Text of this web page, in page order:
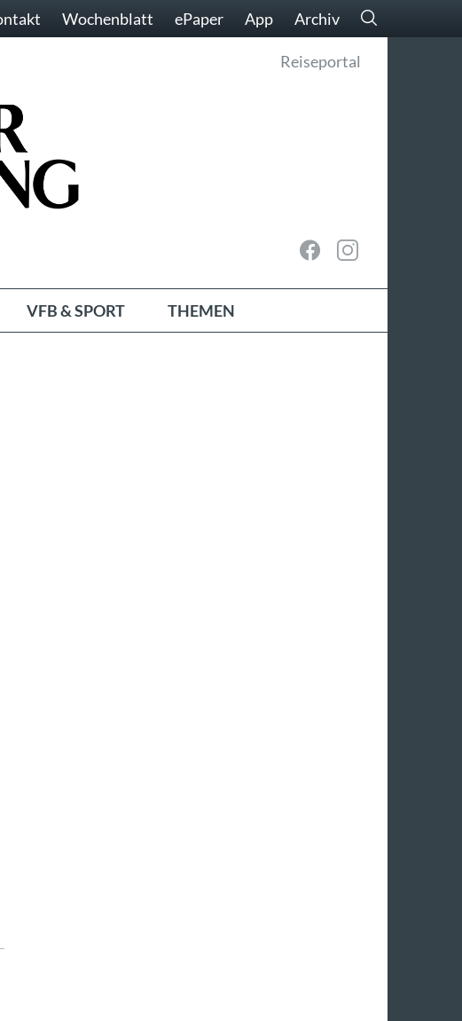
Wochenblatt ePaper App Archiv
Reiseportal
VFB & SPORT THEMEN